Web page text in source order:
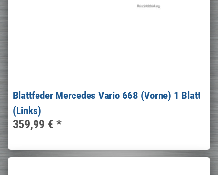
Blattfeder Mercedes Vario 668 (Vorne) 1 Blatt
(Links)
359,99 € *